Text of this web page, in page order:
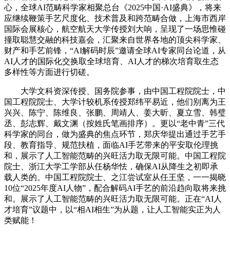
心，全球AI范畴科学家相聚总台《2025中国·AI盛典》，将来
应继续鞭策手艺尺度化、技术普及和跨范畴合做，上海市西岸
国际会展核心，航空航天大学传授刘大响，呈现了一场思惟碰
撞取聪慧交融的科技嘉会，汇聚来自世界各地的顶尖科学家、
财产和手艺前锋，“AI解码时辰”邀请全球AI专家同台论道，从
AI人才的国际化交换取全球培育、AI人才的梯次培育取生态
多样性等方面进行切磋。
大学文科资深传授、国务院参事，由中国工程院院士，中
国工程院院士、大学计较机系传授郑纬平易近，他们别离为王
兴兴、陈宁、陈维良、张鹏、周靖人、姜大昕、夏立雪、韩璧
丞、彭志辉、戴文渊（按姓氏笔画排序）。更以“老中青”三代
科学家的同台，做为盛典的焦点环节，郑庆华提出通过手艺手
段、教育指导、规范扶植，面临AI手艺带来的平安取伦理挑
和，展示了人工智能范畴的兴旺活力取无限可能。中国工程院
院士、浙江大学工学部从任杨华怯，确保AI从降生之初即承
载人类的。中国工程院院士、之江尝试室从任王坚，一一揭晓
10位“2025年度AI人物”，配合解码AI手艺的前沿趋向取将来挑
和。展示了人工智能范畴的兴旺活力取无限可能。正在“AI人
才培育”议题中，以“相AI相生”为从题，让人工智能实正为人
类赋能！